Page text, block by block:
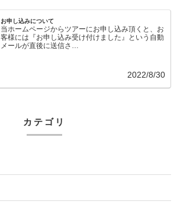
お申し込みについて
当ホームページからツアーにお申し込み頂くと、お
客様には『お申し込み受け付けました』という自動
メールが直後に送信さ…
2022/8/30
カテゴリ